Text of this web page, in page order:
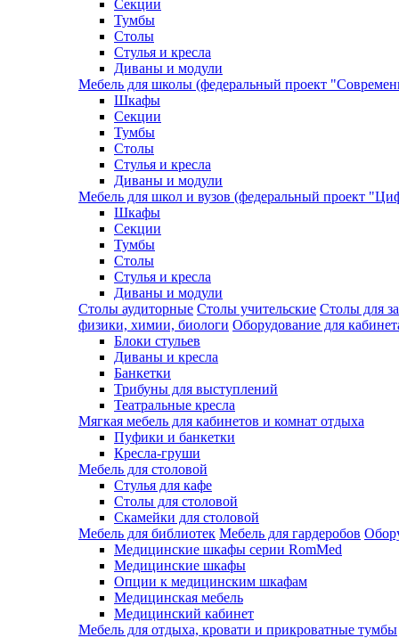
Секции
Тумбы
Столы
Стулья и кресла
Диваны и модули
Мебель для школы (федеральный проект
Шкафы
Секции
Тумбы
Столы
Стулья и кресла
Диваны и модули
Мебель для школ и вузов (федеральный проект
Шкафы
Секции
Тумбы
Столы
Стулья и кресла
Диваны и модули
Столы аудиторные Столы учительские Столы для
физики, химии, биологи Оборудование для
Блоки стульев
Диваны и кресла
Банкетки
Трибуны для выступлений
Театральные кресла
Мягкая мебель для кабинетов и комнат отдыха
Пуфики и банкетки
Кресла-груши
Мебель для столовой
Cтулья для кафе
Cтолы для столовой
Скамейки для столовой
Мебель для библиотек Мебель для гардеробов
Медицинские шкафы серии RomMed
Медицинские шкафы
Опции к медицинским шкафам
Медицинская мебель
Медицинский кабинет
Мебель для отдыха, кровати и прикроватные тумбы